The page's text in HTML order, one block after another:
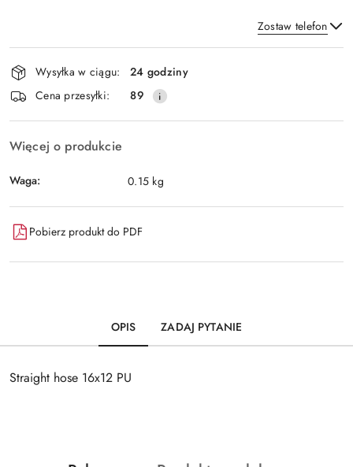
Zostaw telefon
Wyślij
Dostępność
i
dostawa
Wysyłka w ciągu:
24 godziny
Cena przesyłki:
89
Więcej o produkcie
Waga: 0.15 kg
Pobierz produkt do PDF
OPIS ZADAJ PYTANIE
Straight hose 16x12 PU